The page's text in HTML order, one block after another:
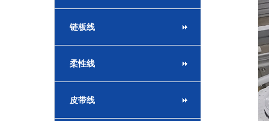
链板线
柔性线
皮带线